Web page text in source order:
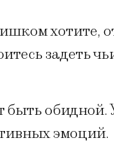
хотите,
задеть
быть обидной.
эмоций.